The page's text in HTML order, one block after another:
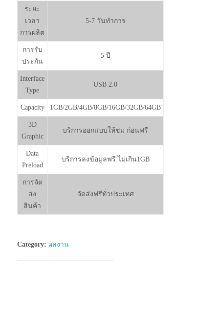
ระยะ
เวลา
การผลิต
5-7 วันทำการ
การรับ
ประกัน
5 ปี
Interface
Type
USB 2.0
Capacity 1GB/2GB/4GB/8GB/16GB/32GB/64GB
3D
Graphic
บริการออกแบบให้ชม ก่อนฟรี
Data
Preload
บริการลงข้อมูลฟรี ไม่เกิน1GB
การจัด
ส่ง
สินค้า
จัดส่งฟรีทั่วประเทศ
Category: ผลงาน